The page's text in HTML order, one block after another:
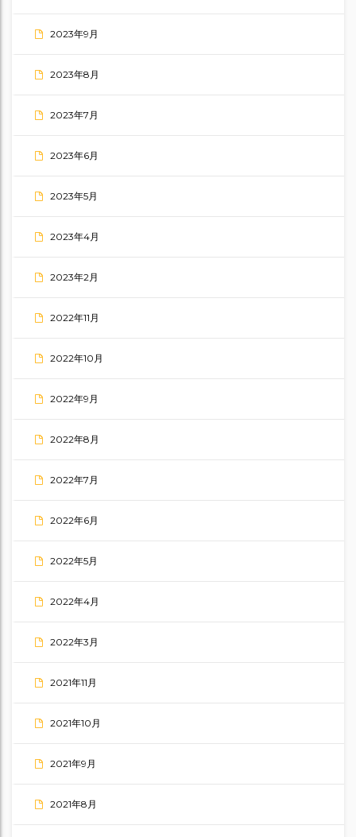
2023年9月
2023年8月
2023年7月
2023年6月
2023年5月
2023年4月
2023年2月
2022年11月
2022年10月
2022年9月
2022年8月
2022年7月
2022年6月
2022年5月
2022年4月
2022年3月
2021年11月
2021年10月
2021年9月
2021年8月